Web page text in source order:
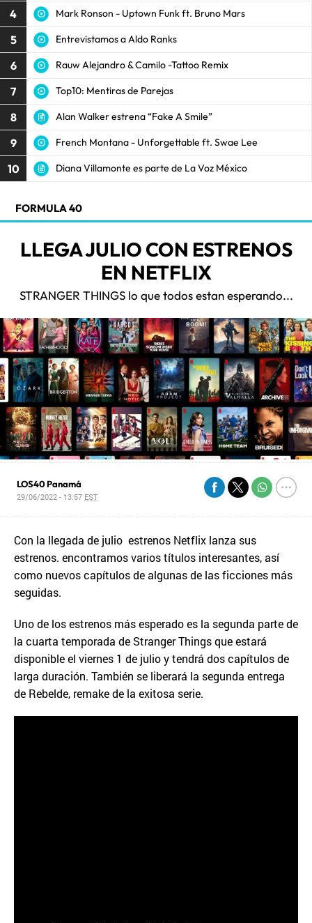
4 Mark Ronson - Uptown Funk ft. Bruno Mars
5 Entrevistamos a Aldo Ranks
6 Rauw Alejandro & Camilo -Tattoo Remix
7 Top10: Mentiras de Parejas
8 Alan Walker estrena “Fake A Smile”
9 French Montana - Unforgettable ft. Swae Lee
10 Diana Villamonte es parte de La Voz México
FORMULA 40
LLEGA JULIO CON ESTRENOS
EN NETFLIX
STRANGER THINGS lo que todos estan esperando...
LOS40 Panamá
29/06/2022 - 13:57 EST
Con la llegada de julio estrenos Netflix lanza sus
estrenos. encontramos varios títulos interesantes, así
como nuevos capítulos de algunas de las ficciones más
seguidas.
Uno de los estrenos más esperado es la segunda parte de
la cuarta temporada de Stranger Things que estará
disponible el viernes 1 de julio y tendrá dos capítulos de
larga duración. También se liberará la segunda entrega
de Rebelde, remake de la exitosa serie.